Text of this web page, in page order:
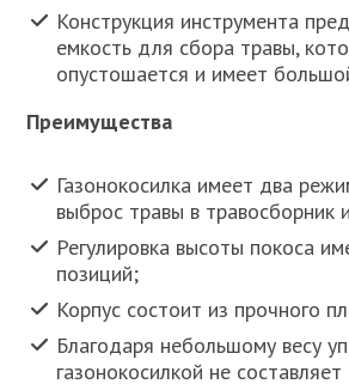
Конструкция инструмента
емкость для сбора травы,
опустошается и имеет
Преимущества
Газонокосилка имеет два
выброс травы в травосборник
Регулировка высоты покоса
позиций;
Корпус состоит из прочного
Благодаря небольшому весу
газонокосилкой не